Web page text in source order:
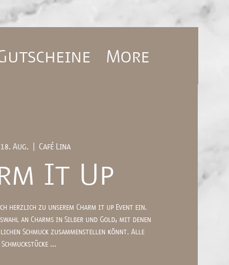
More
Aug.
  |
Café Lina
It Up
herzlich zu unserem Charm it up Event ein.
an Charms in Silber und Gold, mit denen
Schmuck zusammenstellen könnt. Alle
Schmuckstücke ...